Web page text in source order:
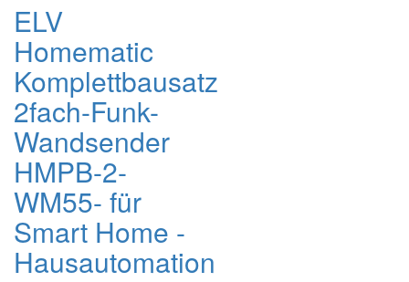
ELV
Homematic
Komplettbausatz
2fach-Funk-
Wandsender
HMPB-2-
WM55- für
Smart Home -
Hausautomation